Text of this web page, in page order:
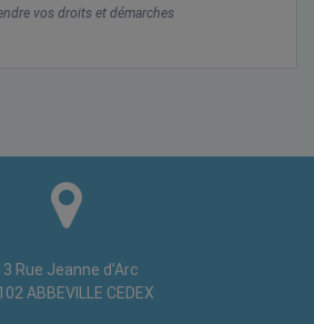
vos droits et démarches
Rue Jeanne d’Arc
ABBEVILLE CEDEX